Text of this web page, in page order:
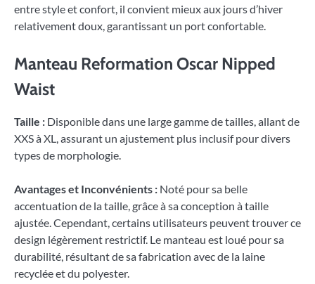
entre style et confort, il convient mieux aux jours d’hiver
relativement doux, garantissant un port confortable.
Manteau Reformation Oscar Nipped
Waist
Taille : Disponible dans une large gamme de tailles, allant de
XXS à XL, assurant un ajustement plus inclusif pour divers
types de morphologie.
Avantages et Inconvénients : Noté pour sa belle
accentuation de la taille, grâce à sa conception à taille
ajustée. Cependant, certains utilisateurs peuvent trouver ce
design légèrement restrictif. Le manteau est loué pour sa
durabilité, résultant de sa fabrication avec de la laine
recyclée et du polyester.